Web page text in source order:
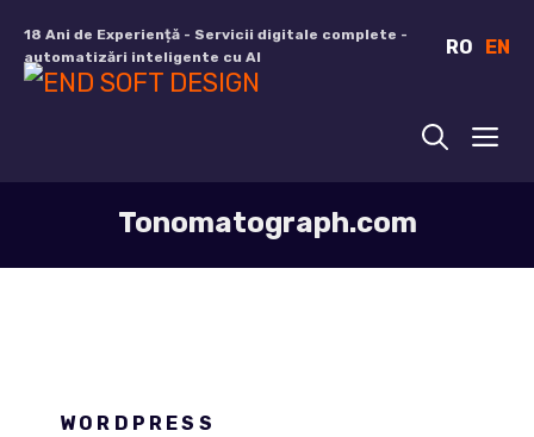
conținut
18 Ani de Experiență - Servicii digitale complete -
automatizări inteligente cu AI
RO EN
Tonomatograph.com
WORDPRESS